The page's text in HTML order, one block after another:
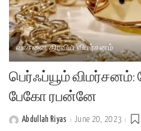
வாசனை திரவிய விமர்சனம்
பெர்ஃப்யூம் விமர்சனம்:
பேகோ ரபன்னே
PostedAbdullah Riyas June 20, 2023